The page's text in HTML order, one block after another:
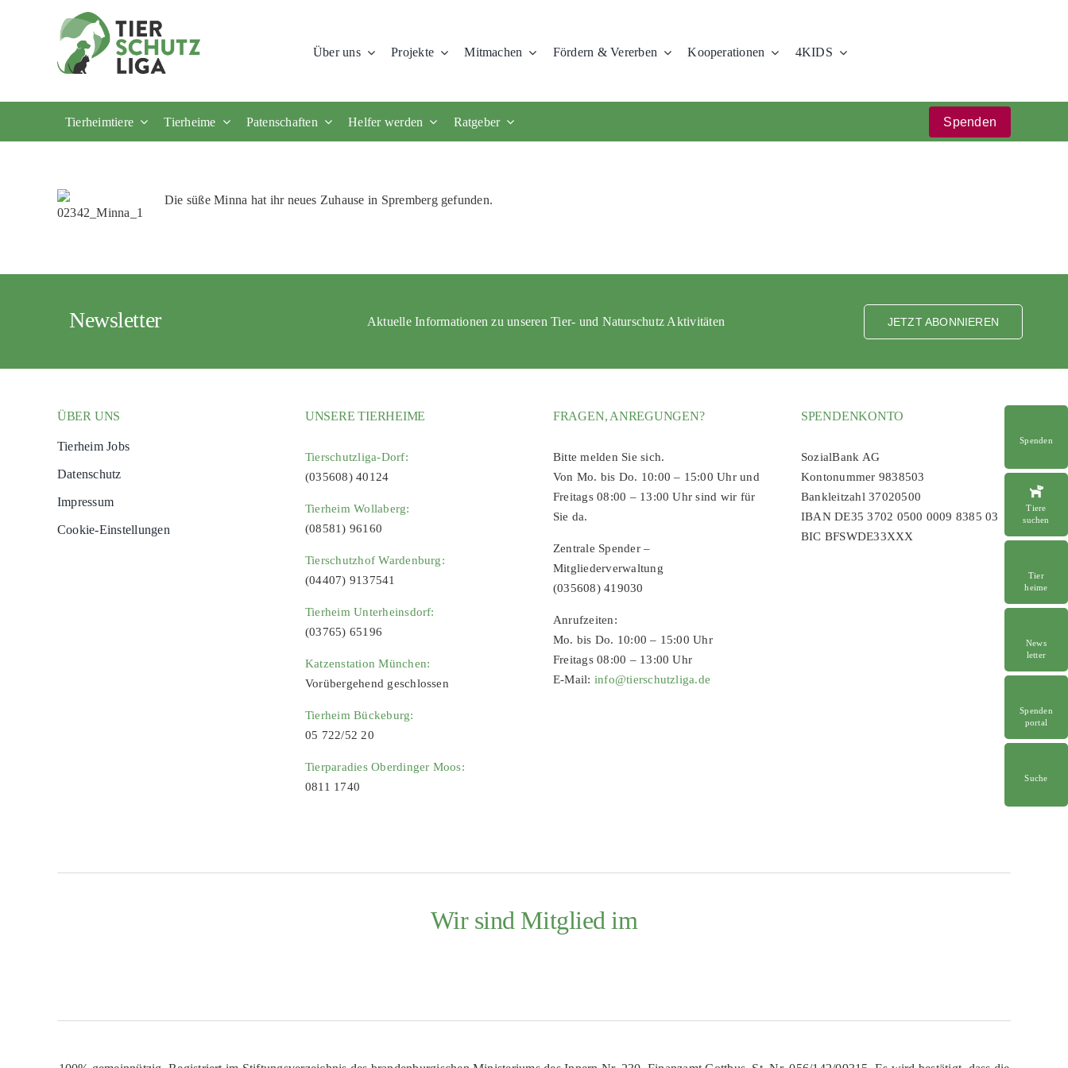
Über uns Projekte Mitmachen Fördern & Vererben Kooperationen 4KIDS
Tierheimtiere Tierheime Patenschaften Helfer werden Ratgeber Spenden
Spenden
Tiere
suchen
Tier
heime
News
letter
Spenden
portal
Suche
Die süße Minna hat ihr neues Zuhause in Spremberg gefunden.
Newsletter Aktuelle Informationen zu unseren Tier- und Naturschutz Aktivitäten JETZT ABONNIEREN
ÜBER UNS
Tierheim Jobs
Datenschutz
Impressum
Cookie-Einstellungen
UNSERE TIERHEIME
Tierschutzliga-Dorf:
(035608) 40124
Tierheim Wollaberg:
(08581) 96160
Tierschutzhof Wardenburg:
(04407) 9137541
Tierheim Unterheinsdorf:
(03765) 65196
Katzenstation München:
Vorübergehend geschlossen
Tierheim Bückeburg:
05 722/52 20
Tierparadies Oberdinger Moos:
0811 1740
FRAGEN, ANREGUNGEN?
Bitte melden Sie sich.
Von Mo. bis Do. 10:00 – 15:00 Uhr und
Freitags 08:00 – 13:00 Uhr sind wir für
Sie da.
Zentrale Spender –
Mitgliederverwaltung
(035608) 419030
Anrufzeiten:
Mo. bis Do. 10:00 – 15:00 Uhr
Freitags 08:00 – 13:00 Uhr
E-Mail: info@tierschutzliga.de
SPENDENKONTO
SozialBank AG
Kontonummer 9838503
Bankleitzahl 37020500
IBAN DE35 3702 0500 0009 8385 03
BIC BFSWDE33XXX
Wir sind Mitglied im